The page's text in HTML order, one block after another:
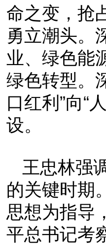
命之变，抢
勇立潮头。
业、绿色能
绿色转型。
口红利”向“
设。
王忠林强
的关键时期
思想为指导
平总书记考